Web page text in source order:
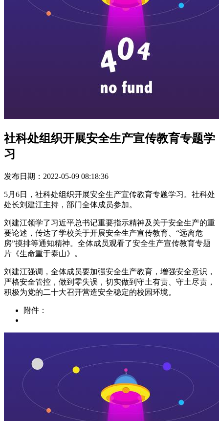
社科处组织开展安全生产宣传教育专题学
习
发布日期：2022-05-09 08:18:36
5月6日，社科处组织开展安全生产宣传教育专题学习。社科处
处长刘建江主持，部门全体成员参加。
刘建江领学了习近平总书记重要指示精神及关于安全生产的重
要论述，传达了学校关于开展安全生产宣传教育、“远离危
房”摸排等通知精神。全体成员观看了安全生产宣传教育专题
片《生命重于泰山》。
刘建江强调，全体成员要加强安全生产教育，增强安全意识，
严格安全管控，做到零失误，切实做到守土有责、守土尽责，
积极为党的二十大召开营造安全稳定的校园环境。
附件：